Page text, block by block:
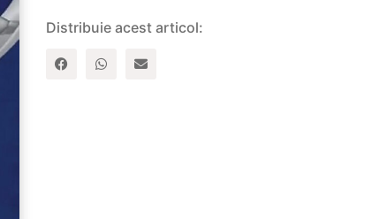
Distribuie acest articol: